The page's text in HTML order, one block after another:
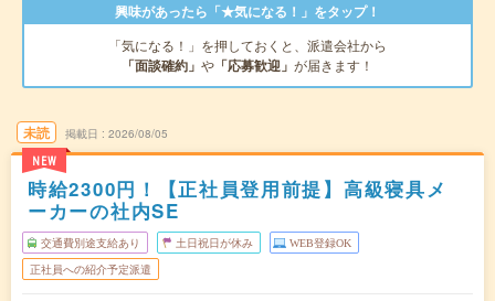
興味があったら「★気になる！」をタップ！
「気になる！」を押しておくと、派遣会社から
「面談確約」 や 「応募歓迎」 が届きます！
未読
NEW
掲載日 2026/08/05
時給2300円！【正社員登用前提】高級寝具メ
ーカーの社内SE
交通費別途支給あり 土日祝日が休み WEB登録OK
正社員への紹介予定派遣